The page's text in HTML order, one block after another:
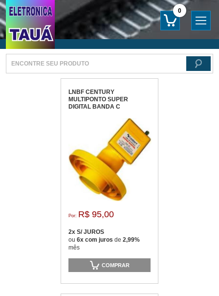
0
LNBF CENTURY
MULTIPONTO SUPER
DIGITAL BANDA C
Por: R$ 95,00
2x S/ JUROS
ou 6x com juros de 2,99%
mês
COMPRAR